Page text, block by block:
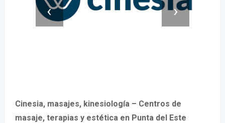
‹ ›
Cinesia, masajes, kinesiología – Centros de
masaje, terapias y estética en Punta del Este